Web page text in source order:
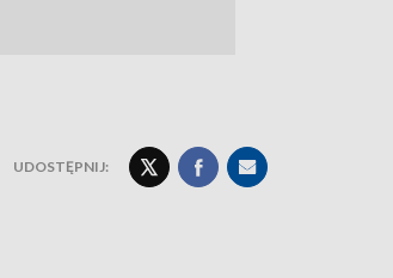
UDOSTĘPNIJ: